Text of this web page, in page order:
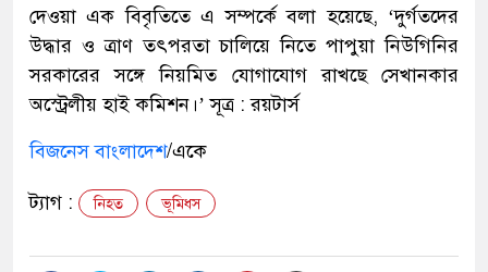
দেওয়া এক বিবৃতিতে এ সম্পর্কে বলা হয়েছে, ‘দুর্গতদের
উদ্ধার ও ত্রাণ তৎপরতা চালিয়ে নিতে পাপুয়া নিউগিনির
সরকারের সঙ্গে নিয়মিত যোগাযোগ রাখছে সেখানকার
অস্ট্রেলীয় হাই কমিশন।’ সূত্র : রয়টার্স
বিজনেস বাংলাদেশ/একে
ট্যাগ : নিহত ভূমিধস